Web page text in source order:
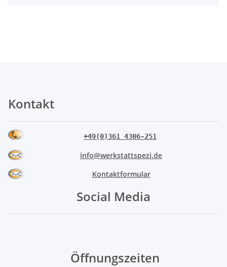
Kontakt
+49(0)361 4306-251
info@werkstattspezi.de
Kontaktformular
Social Media
Öffnungszeiten